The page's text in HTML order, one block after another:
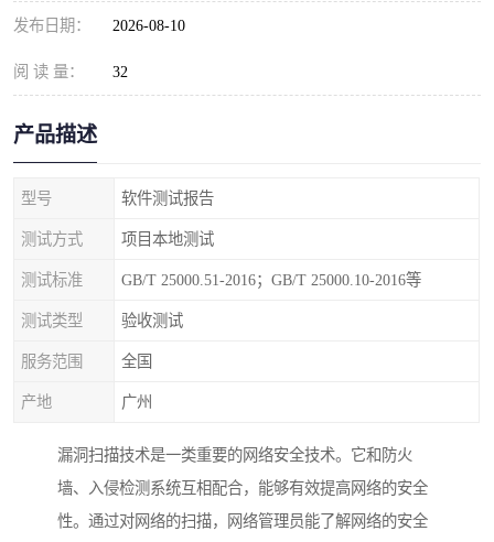
发布日期： 2026-08-10
阅 读 量： 32
产品描述
型号 软件测试报告
测试方式 项目本地测试
测试标准 GB/T 25000.51-2016；GB/T 25000.10-2016等
测试类型 验收测试
服务范围 全国
产地 广州
漏洞扫描技术是一类重要的网络安全技术。它和防火
墙、入侵检测系统互相配合，能够有效提高网络的安全
性。通过对网络的扫描，网络管理员能了解网络的安全